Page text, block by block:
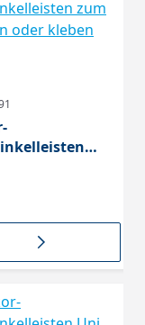
oder kleben